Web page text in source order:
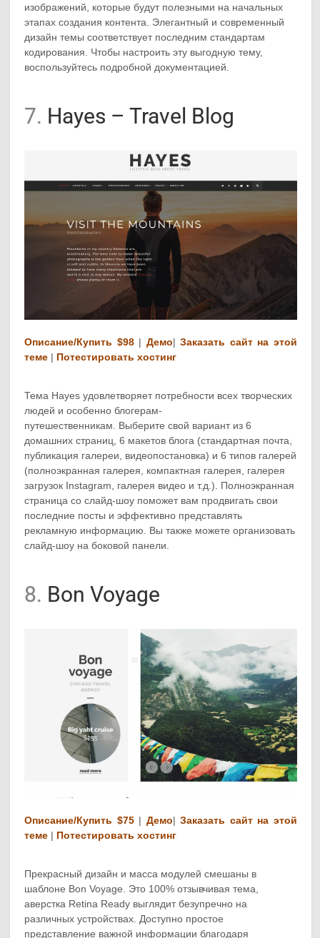
изображений, которые будут полезными на начальных
этапах создания контента. Элегантный и современный
дизайн темы соответствует последним стандартам
кодирования. Чтобы настроить эту выгодную тему,
воспользуйтесь подробной документацией.
7. Hayes – Travel Blog
Описание/Купить $98| Демо|Заказать сайт на этой
теме | Потестировать хостинг
Тема Hayes удовлетворяет потребности всех творческих
людей и особенно блогерам-
путешественникам. Выберите свой вариант из 6
домашних страниц, 6 макетов блога (стандартная почта,
публикация галереи, видеопостановка) и 6 типов галерей
(полноэкранная галерея, компактная галерея, галерея
загрузок Instagram, галерея видео и т.д.). Полноэкранная
страница со слайд-шоу поможет вам продвигать свои
последние посты и эффективно представлять
рекламную информацию. Вы также можете организовать
слайд-шоу на боковой панели.
8. Bon Voyage
Описание/Купить $75| Демо|Заказать сайт на этой
теме | Потестировать хостинг
Прекрасный дизайн и масса модулей смешаны в
шаблоне Bon Voyage. Это 100% отзывчивая тема,
аверстка Retina Ready выглядит безупречно на
различных устройствах. Доступно простое
представление важной информации благодаря